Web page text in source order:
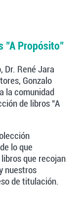
y fundador de
consciente
"A Propósito"
Dr. René Jara
Gonzalo
la comunidad
de libros "A
lo que
que recojan
nuestros
de titulación.